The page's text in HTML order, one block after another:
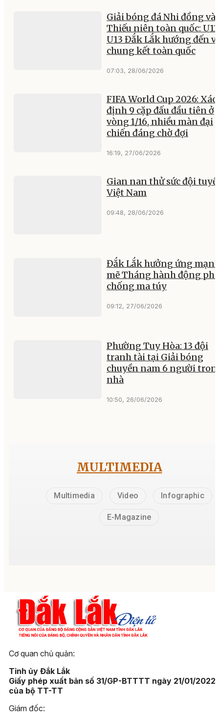
Giải bóng đá Nhi đồng và
Thiếu niên toàn quốc: U11
U13 Đắk Lắk hướng đến
chung kết toàn quốc
07:03, 28/06/2026
FIFA World Cup 2026: Xác
định 9 cặp đấu đầu tiên ở
vòng 1/16, nhiều màn đại
chiến đáng chờ đợi
16:19, 27/06/2026
Gian nan thử sức đội
Việt Nam
09:48, 28/06/2026
Đắk Lắk hưởng ứng
mẽ Tháng hành động
chống ma túy
09:12, 27/06/2026
Phường Tuy Hòa: 13 đội
tranh tài tại Giải bóng
chuyền nam 6 người
nhà
10:50, 26/06/2026
MULTIMEDIA
Multimedia Video Infographic
E-Magazine
Cơ quan chủ quản:
Tỉnh ủy Đắk Lắk
Giấy phép xuất bản số 31/GP-BTTTT ngày 21/01/2022
của bộ TT-TT
Giám đốc: